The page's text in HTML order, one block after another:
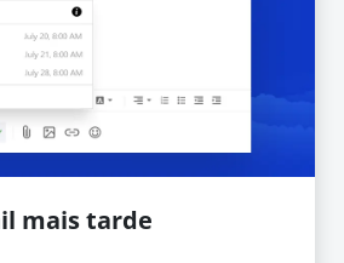
mais tarde